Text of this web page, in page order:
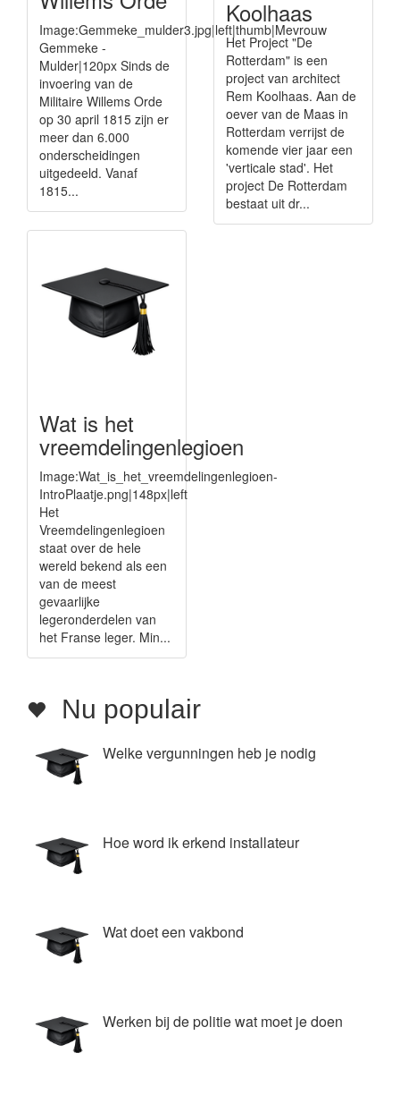
Image:Gemmeke_mulder3.jpg|left|thumb|Mevrouw
Gemmeke -
Mulder|120px Sinds de
invoering van de
Militaire Willems Orde
op 30 april 1815 zijn er
meer dan 6.000
onderscheidingen
uitgedeeld. Vanaf
1815...
Wat is het
vreemdelingenlegioen
Image:Wat_is_het_vreemdelingenlegioen-
IntroPlaatje.png|148px|left
Het
Vreemdelingenlegioen
staat over de hele
wereld bekend als een
van de meest
gevaarlijke
legeronderdelen van
het Franse leger. Min...
Koolhaas
Het Project "De
Rotterdam" is een
project van architect
Rem Koolhaas. Aan de
oever van de Maas in
Rotterdam verrijst de
komende vier jaar een
'verticale stad'. Het
project De Rotterdam
bestaat uit dr...
Nu populair
Welke vergunningen heb je nodig
Hoe word ik erkend installateur
Wat doet een vakbond
Werken bij de politie wat moet je doen